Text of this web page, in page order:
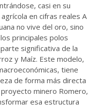
casi en su
en cifras reales A
no vive del oro, sino
principales polos
significativa de la
y Maíz. Este modelo,
tiene
de forma más directa
minero Romero,
esa estructura